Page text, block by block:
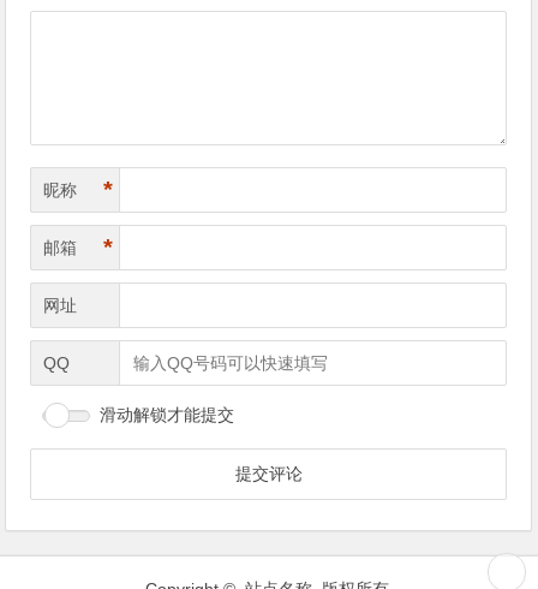
昵称 *
邮箱 *
网址
QQ
滑动解锁才能提交